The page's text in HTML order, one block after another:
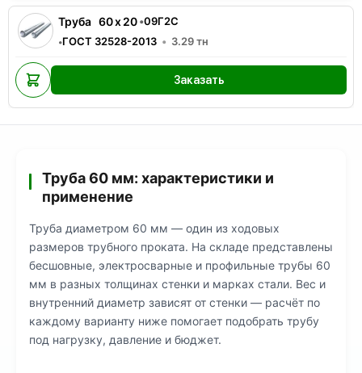
Труба 60x20•09Г2С
•ГОСТ 32528-2013 3.29тн
Заказать
Труба 60 мм: характеристики и
применение
Труба диаметром 60 мм — один из ходовых
размеров трубного проката. На складе представлены
бесшовные, электросварные и профильные трубы 60
мм в разных толщинах стенки и марках стали. Вес и
внутренний диаметр зависят от стенки — расчёт по
каждому варианту ниже помогает подобрать трубу
под нагрузку, давление и бюджет.